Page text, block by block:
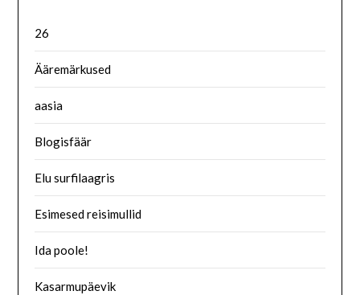
26
Ääremärkused
aasia
Blogisfäär
Elu surfilaagris
Esimesed reisimullid
Ida poole!
Kasarmupäevik